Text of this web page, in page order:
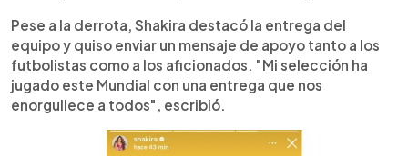
Pese a la derrota, Shakira destacó la entrega del
equipo y quiso enviar un mensaje de apoyo tanto a los
futbolistas como a los aficionados. "Mi selección ha
jugado este Mundial con una entrega que nos
enorgullece a todos", escribió.